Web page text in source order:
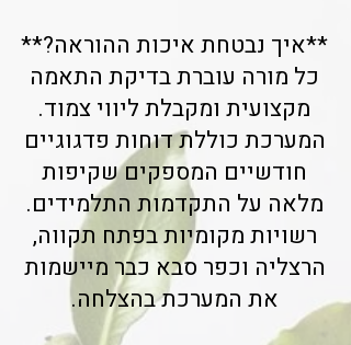
**איך נבטחת איכות ההוראה?**
כל מורה עוברת בדיקת התאמה
מקצועית ומקבלת ליווי צמוד.
המערכת כוללת דוחות פדגוגיים
חודשיים המספקים שקיפות
מלאה על התקדמות התלמידים.
רשויות מקומיות בפתח תקווה,
הרצליה וכפר סבא כבר מיישמות
את המערכת בהצלחה.